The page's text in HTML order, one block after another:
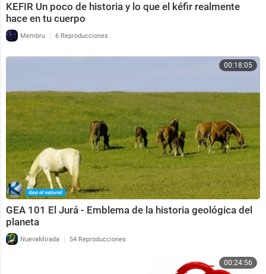
KEFIR Un poco de historia y lo que el kéfir realmente
hace en tu cuerpo
Membru | 6 Reproducciones
00:18:05
GEA 101 El Jurá - Emblema de la historia geológica del
planeta
NuevaMirada | 54 Reproducciones
00:24:56